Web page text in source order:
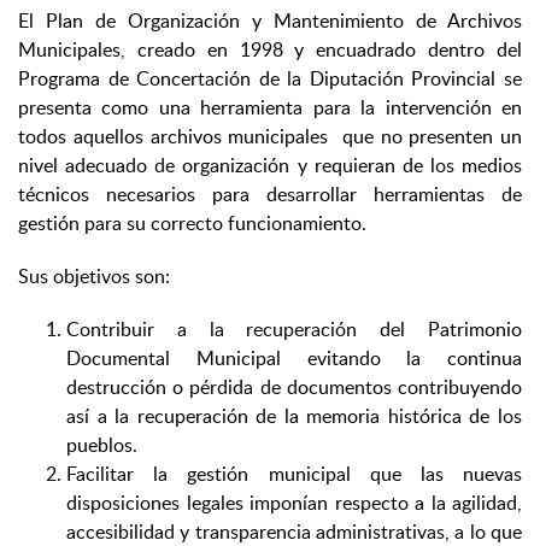
El Plan de Organización y Mantenimiento de Archivos
Municipales, creado en 1998 y encuadrado dentro del
Programa de Concertación de la Diputación Provincial se
presenta como una herramienta para la intervención en
todos aquellos archivos municipales que no presenten un
nivel adecuado de organización y requieran de los medios
técnicos necesarios para desarrollar herramientas de
gestión para su correcto funcionamiento.
Sus objetivos son:
Contribuir a la recuperación del Patrimonio
Documental Municipal evitando la continua
destrucción o pérdida de documentos contribuyendo
así a la recuperación de la memoria histórica de los
pueblos.
Facilitar la gestión municipal que las nuevas
disposiciones legales imponían respecto a la agilidad,
accesibilidad y transparencia administrativas, a lo que